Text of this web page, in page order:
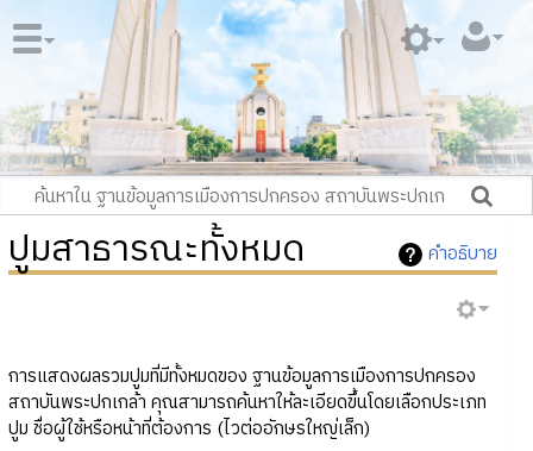
คำอธิบาย
ปูมสาธารณะทั้งหมด
การแสดงผลรวมปูมที่มีทั้งหมดของ ฐานข้อมูลการเมืองการปกครอง
สถาบันพระปกเกล้า คุณสามารถค้นหาให้ละเอียดขึ้นโดยเลือกประเภท
ปูม ชื่อผู้ใช้หรือหน้าที่ต้องการ (ไวต่ออักษรใหญ่เล็ก)